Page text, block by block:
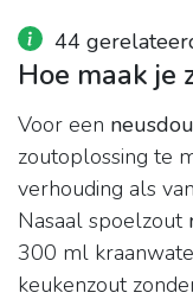
44
Hoe maak je
Voor een
zoutoplossing te
verhouding als
Nasaal spoelzout
300 ml
keukenzout